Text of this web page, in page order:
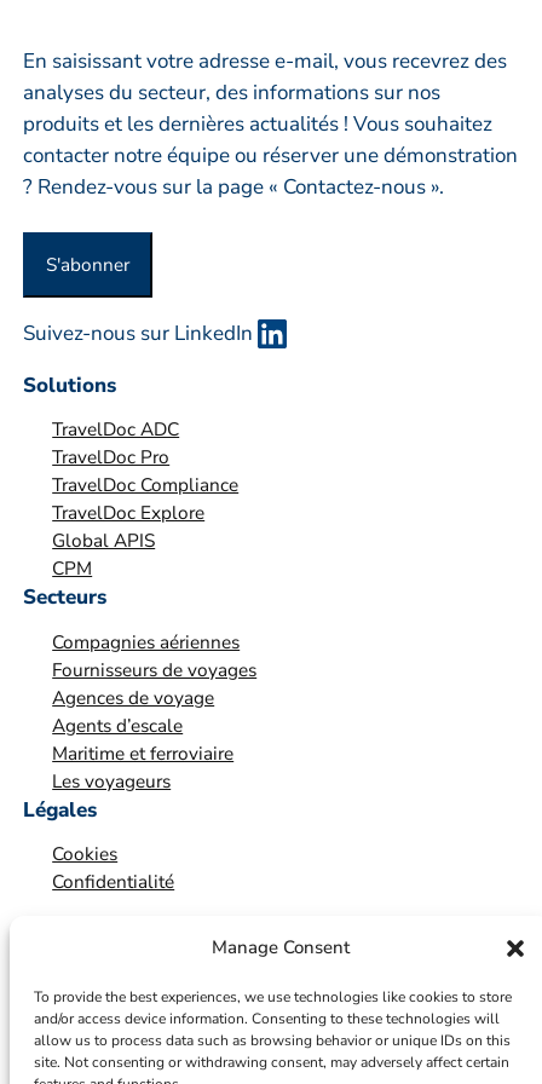
Manage Consent
To provide the best experiences, we use technologies like cookies to store
and/or access device information. Consenting to these technologies will
allow us to process data such as browsing behavior or unique IDs on this
site. Not consenting or withdrawing consent, may adversely affect certain
r
e
p
r
i
o
r
t
En saisissant votre adresse e-mail, vous recevrez des
analyses du secteur, des informations sur nos
produits et les dernières actualités ! Vous souhaitez
contacter notre équipe ou réserver une démonstration
? Rendez-vous sur la page « Contactez-nous ».
S'abonner
Suivez-nous sur LinkedIn
Solutions
TravelDoc ADC
TravelDoc Pro
TravelDoc Compliance
TravelDoc Explore
Global APIS
CPM
Secteurs
Compagnies aériennes
Fournisseurs de voyages
Agences de voyage
Agents d’escale
Maritime et ferroviaire
Les voyageurs
Légales
Cookies
Confidentialité